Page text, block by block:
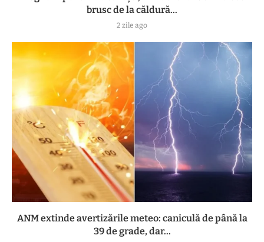
brusc de la căldură...
2 zile ago
ANM extinde avertizările meteo: caniculă de până la
39 de grade, dar...